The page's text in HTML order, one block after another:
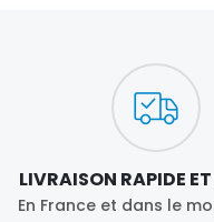
LIVRAISON RAPIDE
En France et dans le